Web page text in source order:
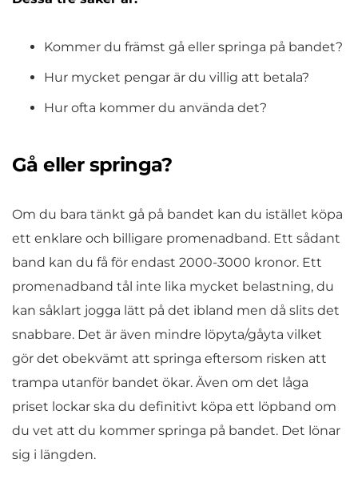
Kommer du främst gå eller springa på bandet?
Hur mycket pengar är du villig att betala?
Hur ofta kommer du använda det?
Gå eller springa?
Om du bara tänkt gå på bandet kan du istället köpa
ett enklare och billigare promenadband. Ett sådant
band kan du få för endast 2000-3000 kronor. Ett
promenadband tål inte lika mycket belastning, du
kan såklart jogga lätt på det ibland men då slits det
snabbare. Det är även mindre löpyta/gåyta vilket
gör det obekvämt att springa eftersom risken att
trampa utanför bandet ökar. Även om det låga
priset lockar ska du definitivt köpa ett löpband om
du vet att du kommer springa på bandet. Det lönar
sig i längden.